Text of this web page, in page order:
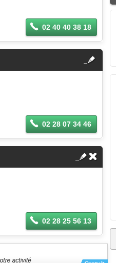
02 40 40 38 18
fermer
à
02 28 07 34 46
02 28 25 56 13